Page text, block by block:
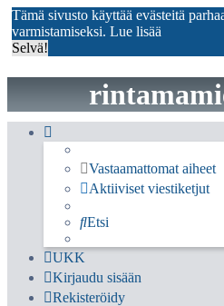
Tämä sivusto käyttää evästeitä
varmistamiseksi. Lue lisää
Selvä!
Vastaamattomat aiheet
Aktiiviset viestiketjut
Etsi
UKK
Kirjaudu sisään
Rekisteröidy